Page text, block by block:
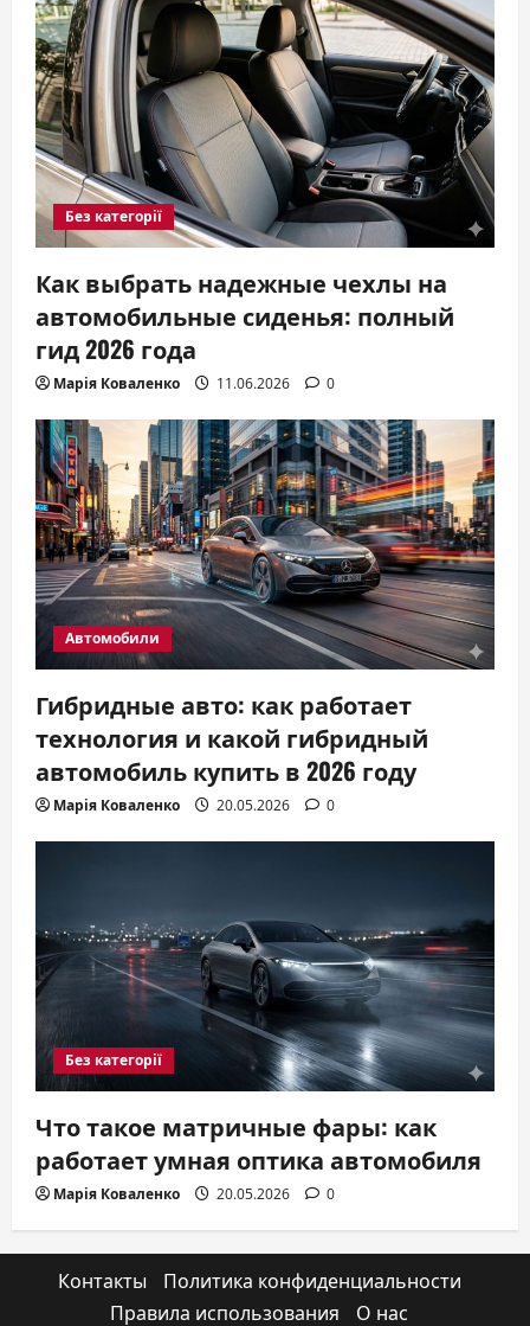
Без категорії
Как выбрать надежные чехлы на
автомобильные сиденья: полный
гид 2026 года
Марія Коваленко 11.06.2026 0
Автомобили
Гибридные авто: как работает
технология и какой гибридный
автомобиль купить в 2026 году
Марія Коваленко 20.05.2026 0
Без категорії
Что такое матричные фары: как
работает умная оптика автомобиля
Марія Коваленко 20.05.2026 0
Контакты
Политика конфиденциальности
Правила использования
О нас